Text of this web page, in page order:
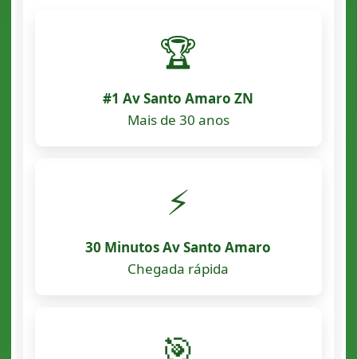
🏆
#1 Av Santo Amaro ZN
Mais de 30 anos
⚡
30 Minutos Av Santo Amaro
Chegada rápida
🎯